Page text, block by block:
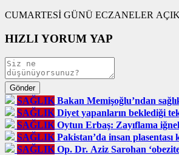
CUMARTESİ GÜNÜ ECZANELER AÇIK
HIZLI YORUM YAP
SAĞLIK Bakan Memişoğlu’ndan
SAĞLIK Diyet yapanların beklediği
SAĞLIK Oytun Erbaş: Zayıflama
SAĞLIK Pakistan’da insan plasentası
SAĞLIK Op. Dr. Aziz Sarohan